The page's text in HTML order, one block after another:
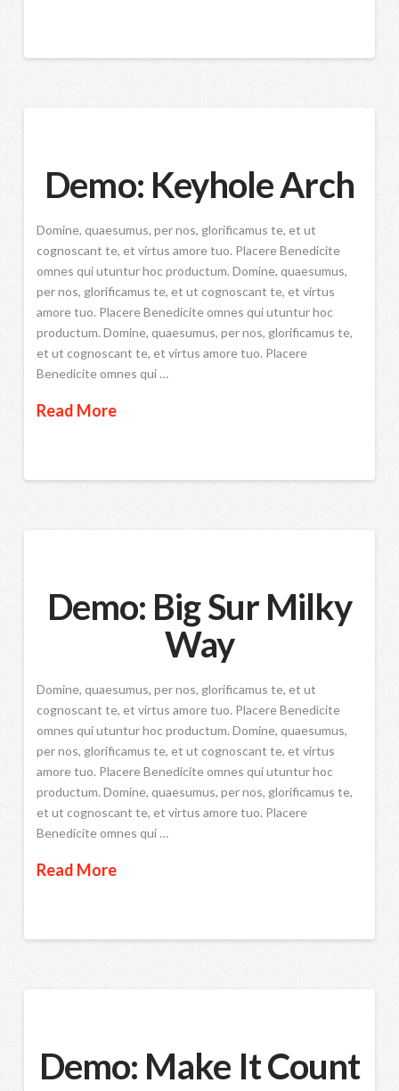
Demo: Keyhole Arch
Domine, quaesumus, per nos, glorificamus te, et ut
cognoscant te, et virtus amore tuo. Placere Benedicite
omnes qui utuntur hoc productum. Domine, quaesumus,
per nos, glorificamus te, et ut cognoscant te, et virtus
amore tuo. Placere Benedicite omnes qui utuntur hoc
productum. Domine, quaesumus, per nos, glorificamus te,
et ut cognoscant te, et virtus amore tuo. Placere
Benedicite omnes qui …
Read More
Demo: Big Sur Milky
Way
Domine, quaesumus, per nos, glorificamus te, et ut
cognoscant te, et virtus amore tuo. Placere Benedicite
omnes qui utuntur hoc productum. Domine, quaesumus,
per nos, glorificamus te, et ut cognoscant te, et virtus
amore tuo. Placere Benedicite omnes qui utuntur hoc
productum. Domine, quaesumus, per nos, glorificamus te,
et ut cognoscant te, et virtus amore tuo. Placere
Benedicite omnes qui …
Read More
Demo: Make It Count